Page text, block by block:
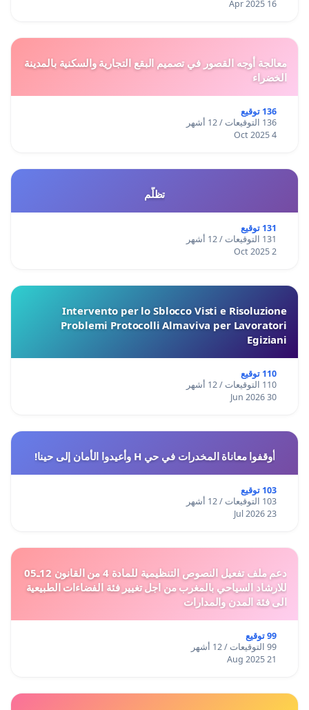
16 Apr 2025
معالجة أوجه القصور في تصميم البقع التجارية والسكنية بالمدينة
الخضراء
136 توقيع
136 التوقيعات / 12 أشهر
4 Oct 2025
تظلّم
131 توقيع
131 التوقيعات / 12 أشهر
2 Oct 2025
Intervento per lo Sblocco Visti e Risoluzione
Problemi Protocolli Almaviva per Lavoratori
Egiziani
110 توقيع
110 التوقيعات / 12 أشهر
30 Jun 2026
أوقفوا معاناة المخدرات في حي H وأعيدوا الأمان إلى حينا!
103 توقيع
103 التوقيعات / 12 أشهر
23 Jul 2026
دعم ملف تفعيل النصوص التنظيمية للمادة 4 من القانون 12ـ05
للارشاد السياحي بالمغرب من اجل تغيير فئة الفضاءات الطبيعية
الى فئة المدن والمدارات
99 توقيع
99 التوقيعات / 12 أشهر
21 Aug 2025